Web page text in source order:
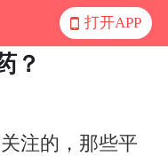
打开APP
？
注的，那些平